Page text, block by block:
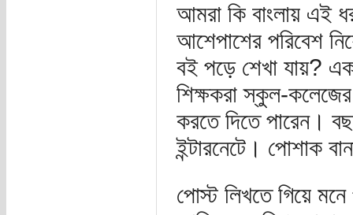
আমরা কি বাংলায় এই
আশেপাশের পরিবেশ
বই পড়ে শেখা যায়?
শিক্ষকরা স্কুল-কলেজের
করতে দিতে পারেন।
ইন্টারনেটে। পোশাক
পোস্ট লিখতে গিয়ে